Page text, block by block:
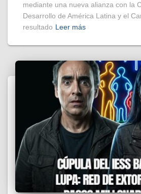
mediante una nueva alianza con la
Desarrollo de América Latina y el
resultado Leer más